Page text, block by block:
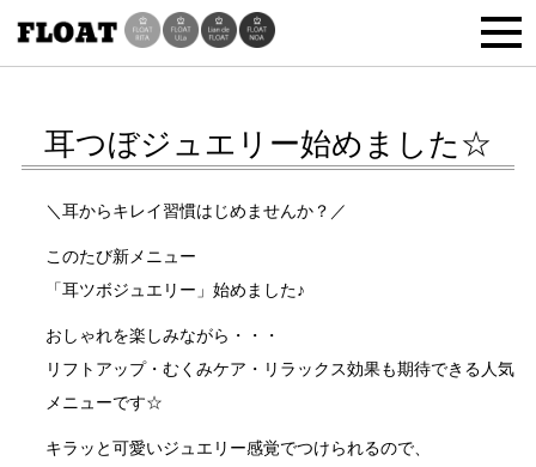
耳つぼジュエリー始めました☆
＼耳からキレイ習慣はじめませんか？／
このたび新メニュー
「耳ツボジュエリー」始めました♪
おしゃれを楽しみながら・・・
リフトアップ・むくみケア・リラックス効果も期待できる人気
メニューです☆
キラッと可愛いジュエリー感覚でつけられるので、